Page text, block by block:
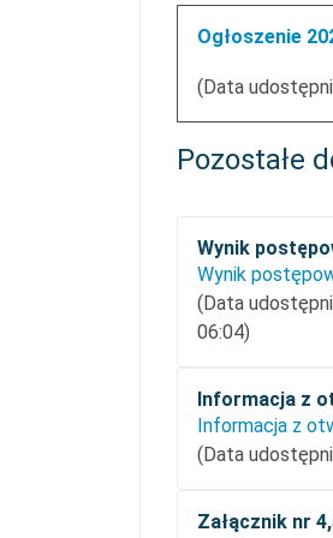
Ogłoszenie
(Data
Pozostałe
Wynik
Wynik
(Data
06:04)
Informacja z
Informacja z
(Data
Załącznik nr